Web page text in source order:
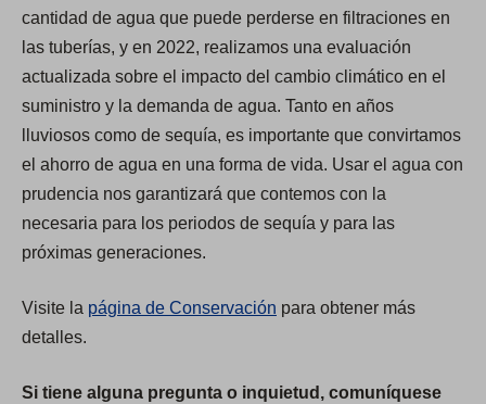
cantidad de agua que puede perderse en filtraciones en
las tuberías, y en 2022, realizamos una evaluación
actualizada sobre el impacto del cambio climático en el
suministro y la demanda de agua. Tanto en años
lluviosos como de sequía, es importante que convirtamos
el ahorro de agua en una forma de vida. Usar el agua con
prudencia nos garantizará que contemos con la
necesaria para los periodos de sequía y para las
próximas generaciones.
Visite la página de Conservación para obtener más
detalles.
Si tiene alguna pregunta o inquietud, comuníquese